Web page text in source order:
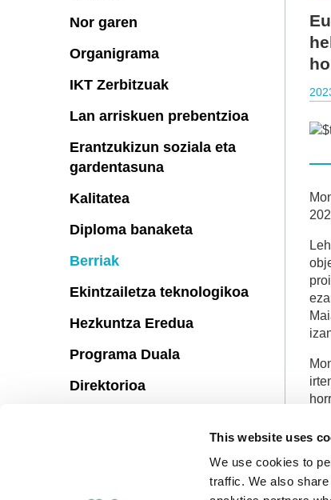
This website uses
We use cookies to
traffic. We also
Nor garen
Organigrama
IKT Zerbitzuak
Lan arriskuen prebentzioa
Erantzukizun soziala eta
gardentasuna
Kalitatea
Diploma banaketa
Berriak
Ekintzailetza teknologikoa
Hezkuntza Eredua
Programa Duala
Direktorioa
Harremanetarako kontaktua